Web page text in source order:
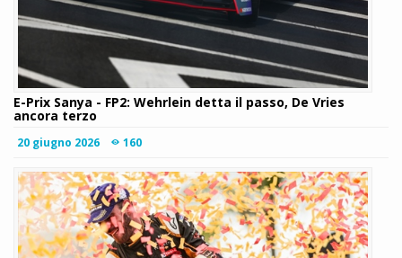
E-Prix Sanya - FP2: Wehrlein detta il passo, De Vries
ancora terzo
20 giugno 2026 160